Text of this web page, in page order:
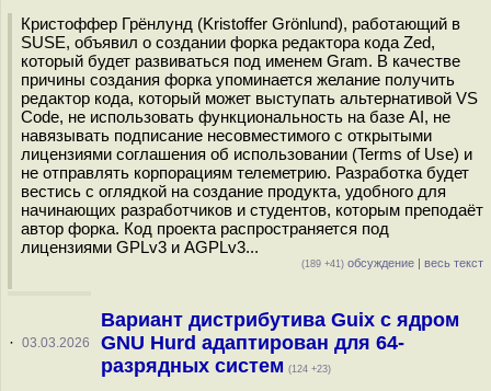
Кристоффер Грёнлунд (Kristoffer Grönlund), работающий в
SUSE, объявил о создании форка редактора кода Zed,
который будет развиваться под именем Gram. В качестве
причины создания форка упоминается желание получить
редактор кода, который может выступать альтернативой VS
Code, не использовать функциональность на базе AI, не
навязывать подписание несовместимого с открытыми
лицензиями соглашения об использовании (Terms of Use) и
не отправлять корпорациям телеметрию. Разработка будет
вестись с оглядкой на создание продукта, удобного для
начинающих разработчиков и студентов, которым преподаёт
автор форка. Код проекта распространяется под
лицензиями GPLv3 и AGPLv3...
(189 +41) обсуждение | весь текст
· 03.03.2026
Вариант дистрибутива Guix c ядром
GNU Hurd адаптирован для 64-
разрядных систем (124 +23)